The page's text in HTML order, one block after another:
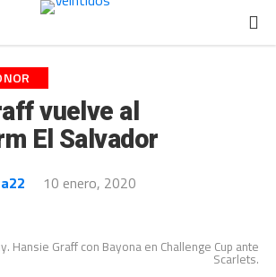
vuelve al
El Salvador
10 enero, 2020
Hansie Graff con Bayona en Challenge Cup ante
Scarlets.